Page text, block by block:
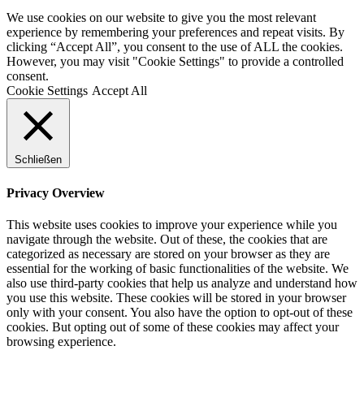
We use cookies on our website to give you the most relevant
experience by remembering your preferences and repeat visits. By
clicking “Accept All”, you consent to the use of ALL the cookies.
However, you may visit "Cookie Settings" to provide a controlled
consent.
Cookie Settings Accept All
Schließen
Privacy Overview
This website uses cookies to improve your experience while you
navigate through the website. Out of these, the cookies that are
categorized as necessary are stored on your browser as they are
essential for the working of basic functionalities of the website. We
also use third-party cookies that help us analyze and understand how
you use this website. These cookies will be stored in your browser
only with your consent. You also have the option to opt-out of these
cookies. But opting out of some of these cookies may affect your
browsing experience.